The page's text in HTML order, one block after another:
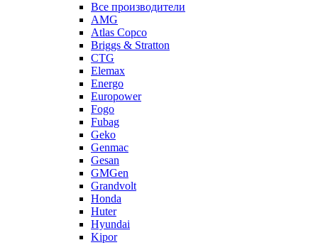
Все производители
AMG
Atlas Copco
Briggs & Stratton
CTG
Elemax
Energo
Europower
Fogo
Fubag
Geko
Genmac
Gesan
GMGen
Grandvolt
Honda
Huter
Hyundai
Kipor